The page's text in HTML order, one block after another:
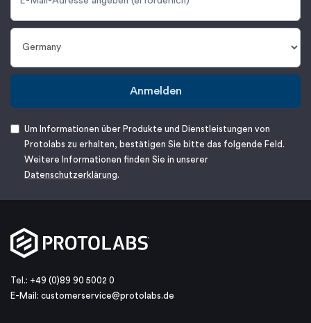
Anmelden
Um Informationen über Produkte und Dienstleistungen von
Protolabs zu erhalten, bestätigen Sie bitte das folgende Feld.
Weitere Informationen finden Sie in unserer
Datenschutzerklärung.
Tel.: +49 (0)89 90 5002 0
E-Mail: customerservice@protolabs.de